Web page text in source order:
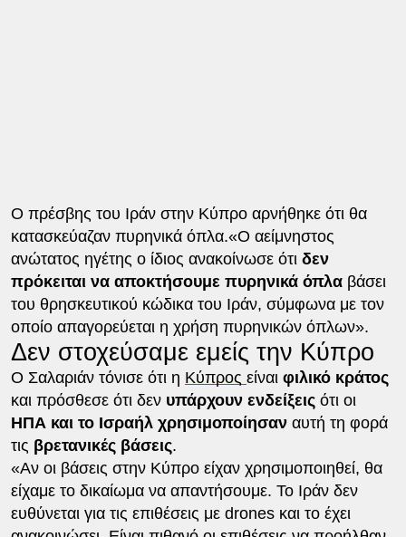
Ο πρέσβης του Ιράν στην Κύπρο αρνήθηκε ότι θα
κατασκεύαζαν πυρηνικά όπλα.«Ο αείμνηστος
ανώτατος ηγέτης ο ίδιος ανακοίνωσε ότιδεν
πρόκειται να αποκτήσουμε πυρηνικά όπλαβάσει
του θρησκευτικού κώδικα του Ιράν, σύμφωνα με τον
οποίο απαγορεύεται η χρήση πυρηνικών όπλων».
Δεν στοχεύσαμε εμείς την Κύπρο
Ο Σαλαριάν τόνισε ότι η Κύπρος είναι φιλικό κράτος
και πρόσθεσε ότι δεν υπάρχουν ενδείξειςότι οι
ΗΠΑ και το Ισραήλ χρησιμοποίησαν αυτή τη φορά
τις βρετανικές βάσεις.
«Αν οι βάσεις στην Κύπρο είχαν χρησιμοποιηθεί, θα
είχαμε το δικαίωμα να απαντήσουμε. Το Ιράν δεν
ευθύνεται για τις επιθέσεις με drones και το έχει